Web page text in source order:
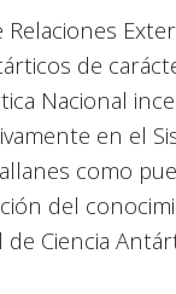
de
Nacional
en el
como
del
Ciencia